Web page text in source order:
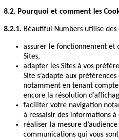
8.2. Pourquoi et comment les
8.2.1. Béautiful Numbers utilise des
assurer le fonctionnement et
Sites,
adapter les Sites à vos
Site s’adapte aux
notamment en tenant
encore la résolution
faciliter votre navigation
à ressaisir des informations à
réaliser la mesure d’audience
communications qui vous sont